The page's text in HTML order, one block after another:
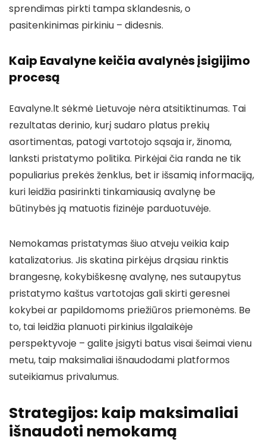
sprendimas pirkti tampa sklandesnis, o
pasitenkinimas pirkiniu – didesnis.
Kaip Eavalyne keičia avalynės įsigijimo
procesą
Eavalyne.lt sėkmė Lietuvoje nėra atsitiktinumas. Tai
rezultatas derinio, kurį sudaro platus prekių
asortimentas, patogi vartotojo sąsaja ir, žinoma,
lanksti pristatymo politika. Pirkėjai čia randa ne tik
populiarius prekės ženklus, bet ir išsamią informaciją,
kuri leidžia pasirinkti tinkamiausią avalynę be
būtinybės ją matuotis fizinėje parduotuvėje.
Nemokamas pristatymas šiuo atveju veikia kaip
katalizatorius. Jis skatina pirkėjus drąsiau rinktis
brangesnę, kokybiškesnę avalynę, nes sutaupytus
pristatymo kaštus vartotojas gali skirti geresnei
kokybei ar papildomoms priežiūros priemonėms. Be
to, tai leidžia planuoti pirkinius ilgalaikėje
perspektyvoje – galite įsigyti batus visai šeimai vienu
metu, taip maksimaliai išnaudodami platformos
suteikiamus privalumus.
Strategijos: kaip maksimaliai
išnaudoti nemokamą